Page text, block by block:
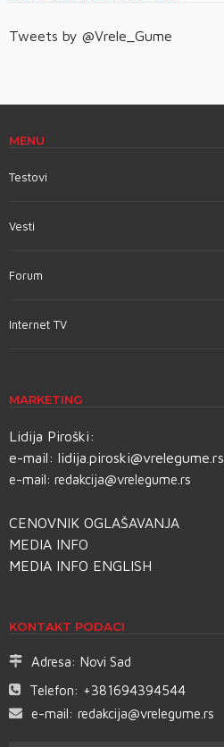
Tweets by @Vrele_Gume
MENU
Testovi
Vesti
Forum
Internet TV
MARKETING
Lidija Piroški:
e-mail: lidija.piroski@vrelegume.rs
e-mail: redakcija@vrelegume.rs
CENOVNIK OGLAŠAVANJA
MEDIA INFO
MEDIA INFO ENGLISH
KONTAKT PODACI
Adresa: Novi Sad
Telefon: +381694394544
e-mail: redakcija@vrelegume.rs